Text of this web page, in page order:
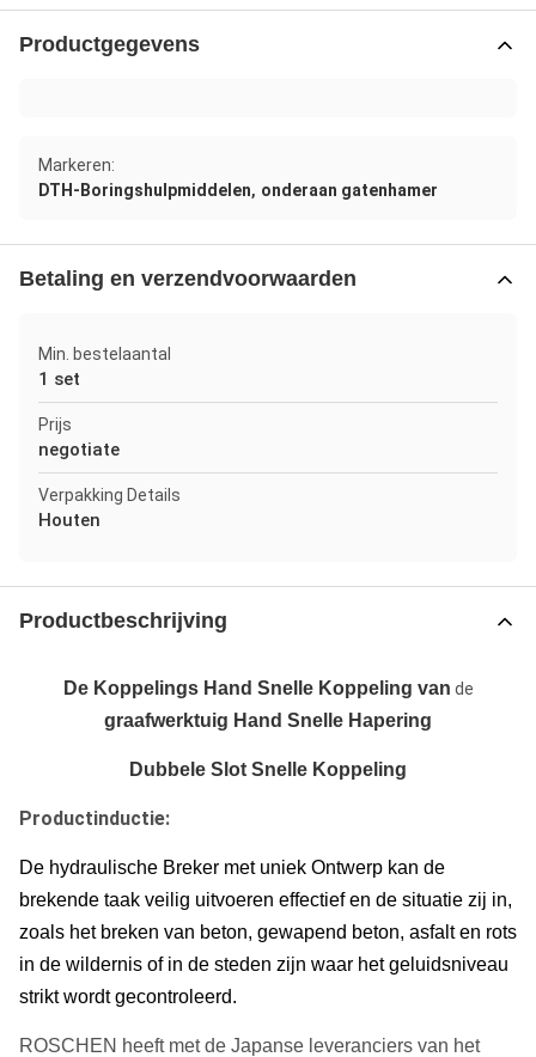
Productgegevens
Markeren:
DTH-Boringshulpmiddelen, onderaan gatenhamer
Betaling en verzendvoorwaarden
Min. bestelaantal
1 set
Prijs
negotiate
Verpakking Details
Houten
Productbeschrijving
De Koppelings Hand Snelle Koppeling van de
graafwerktuig Hand Snelle Hapering
Dubbele Slot Snelle Koppeling
Productinductie:
De hydraulische Breker met uniek Ontwerp kan de
brekende taak veilig uitvoeren effectief en de situatie zij in,
zoals het breken van beton, gewapend beton, asfalt en rots
in de wildernis of in de steden zijn waar het geluidsniveau
strikt wordt gecontroleerd.
ROSCHEN heeft met de Japanse leveranciers van het